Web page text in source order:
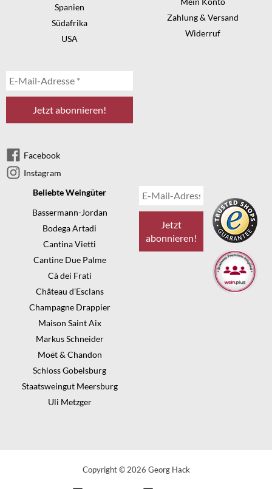
Spanien
Südafrika
USA
Facebook
Instagram
Zahlung & Versand
Widerruf
Beliebte Weingüter
Bassermann-Jordan
Bodega Artadi
Cantina Vietti
Cantine Due Palme
Cà dei Frati
Château d’Esclans
Champagne Drappier
Maison Saint Aix
Markus Schneider
Moët & Chandon
Schloss Gobelsburg
Staatsweingut Meersburg
Uli Metzger
Copyright © 2026 Georg Hack